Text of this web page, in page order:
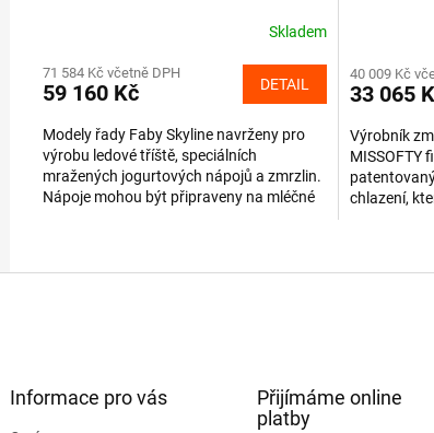
Skladem
71 584 Kč včetně DPH
59 160 Kč DETAIL
Modely řady Faby Skyline navrženy pro
výrobu ledové tříště, speciálních
mražených jogurtových nápojů a zmrzlin.
Nápoje mohou být připraveny na mléčné
40 009 Kč
33 065
Výrobník
MISSOFTY
chlazení,
Informace pro vás
Přijímáme online
platby